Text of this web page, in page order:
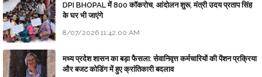
DPI BHOPAL में 800 कॉकरोच, आंदोलन शुरू, मंत्री उदय प्रताप सिंह
के घर भी जाएंगे
8/07/2026 11:42:00 AM
मध्य प्रदेश शासन का बड़ा फैसला: सेवानिवृत्त कर्मचारियों की पेंशन प्रक्रिया
और बजट कोडिंग में हुए क्रांतिकारी बदलाव